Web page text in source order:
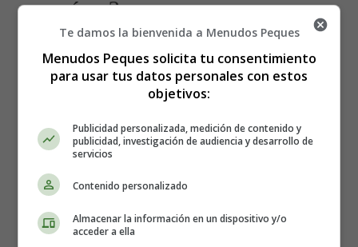
cesárea?
🤰🏻👶🏻🎁 Crea tulista de nacimientoy
actualízala siempre que quieras. Comparte tu lista
con familiares y amigos para que puedan acertar
con el regalo que necesitas ⇓⇓⇓
Te damos la bienvenida a Menudos Peques
Menudos Peques solicita tu consentimiento
para usar tus datos personales con estos
objetivos:
Publicidad personalizada, medición de contenido y
publicidad, investigación de audiencia y desarrollo de
servicios
Contenido personalizado
Almacenar la información en un dispositivo y/o
acceder a ella